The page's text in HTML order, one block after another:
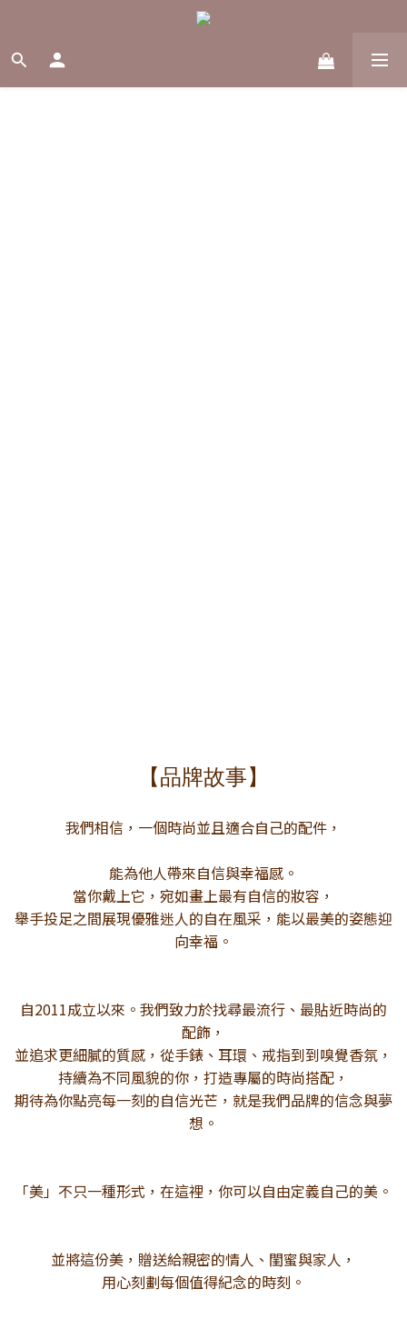
【品牌故事】
我們相信，一個時尚並且適合自己的配件，
能為他人帶來自信與幸福感。
當你戴上它，宛如畫上最有自信的妝容，
舉手投足之間展現優雅迷人的自在風采，能以最美的姿態迎
向幸福。
自2011成立以來。我們致力於找尋最流行、最貼近時尚的
配飾，
並追求更細膩的質感，從手錶、耳環、戒指到到嗅覺香氛，
持續為不同風貌的你，打造專屬的時尚搭配，
期待為你點亮每一刻的自信光芒，就是我們品牌的信念與夢
想。
「美」不只一種形式，在這裡，你可以自由定義自己的美。
並將這份美，贈送給親密的情人、閨蜜與家人，
用心刻劃每個值得紀念的時刻。